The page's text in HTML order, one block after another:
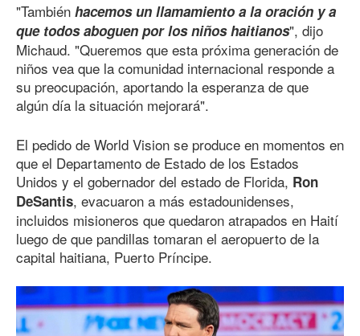
"También hacemos un llamamiento a la oración y a
que todos aboguen por los niños haitianos", dijo
Michaud. "Queremos que esta próxima generación de
niños vea que la comunidad internacional responde a
su preocupación, aportando la esperanza de que
algún día la situación mejorará".
El pedido de World Vision se produce en momentos en
que el Departamento de Estado de los Estados
Unidos y el gobernador del estado de Florida, Ron
DeSantis, evacuaron a más estadounidenses,
incluidos misioneros que quedaron atrapados en Haití
luego de que pandillas tomaran el aeropuerto de la
capital haitiana, Puerto Príncipe.